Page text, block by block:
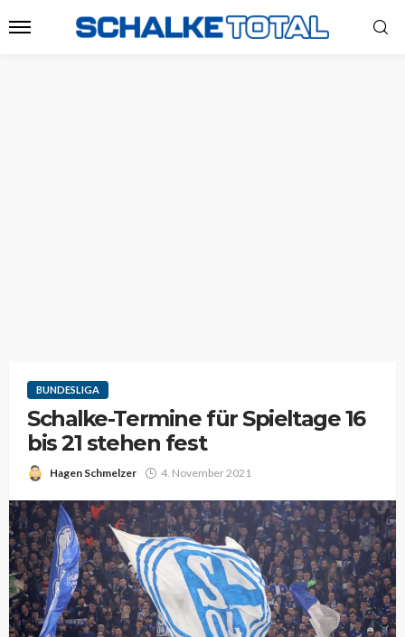
BUNDESLIGA
Schalke-Termine für Spieltage 16
bis 21 stehen fest
Hagen Schmelzer 4. November 2021